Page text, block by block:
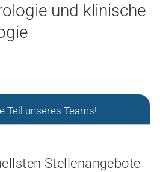
und klinische
Teil unseres Teams!
Stellenangebote